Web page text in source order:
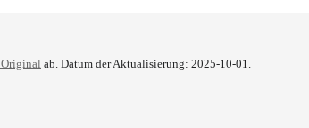
ab. Datum der Aktualisierung: 2025-10-01.